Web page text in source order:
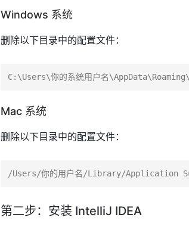
Windows 系统
删除以下目录中的配置文件：
Mac 系统
删除以下目录中的配置文件：
第二步：安装 IntelliJ IDEA